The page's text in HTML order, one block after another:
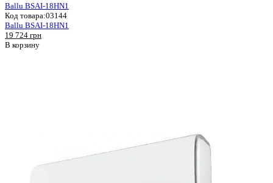
Ballu BSAI-18HN1
Код товара:03144
Ballu BSAI-18HN1
19 724 грн
В корзину